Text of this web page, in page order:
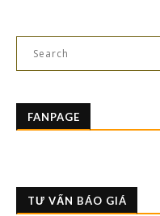
FANPAGE
TƯ VẤN BÁO GIÁ